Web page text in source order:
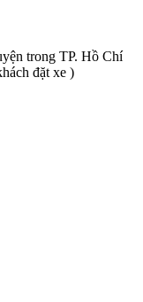
trong TP. Hồ Chí
đặt xe )